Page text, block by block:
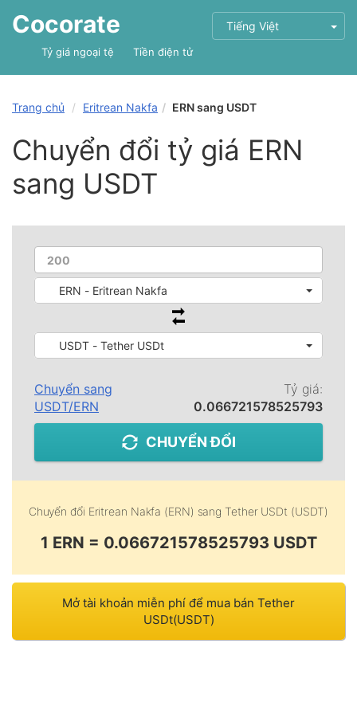
Cocorate Tiếng Việt
Tỷ giá ngoại tệ Tiền điện tử
Trang chủ Eritrean Nakfa ERN sang USDT
Chuyển đổi tỷ giá ERN
sang USDT
ERN - Eritrean Nakfa
USDT - Tether USDt
Chuyển sang
USDT/ERN
Tỷ giá:
0.066721578525793
CHUYỂN ĐỔI
Chuyển đổi Eritrean Nakfa (ERN) sang Tether USDt (USDT)
1 ERN = 0.066721578525793 USDT
Mở tài khoản miễn phí để mua bán Tether
USDt(USDT)